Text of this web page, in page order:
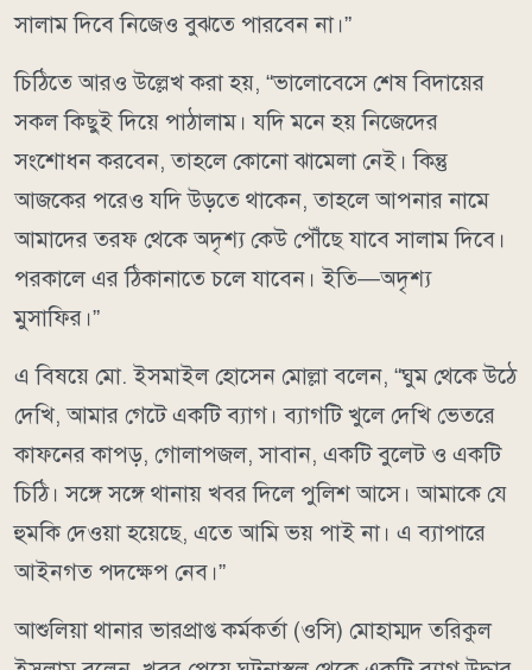
সালাম দিবে নিজেও বুঝতে পারবেন না।”
চিঠিতে আরও উল্লেখ করা হয়, “ভালোবেসে শেষ বিদায়ের
সকল কিছুই দিয়ে পাঠালাম। যদি মনে হয় নিজেদের
সংশোধন করবেন, তাহলে কোনো ঝামেলা নেই। কিন্তু
আজকের পরেও যদি উড়তে থাকেন, তাহলে আপনার নামে
আমাদের তরফ থেকে অদৃশ্য কেউ পৌঁছে যাবে সালাম দিবে।
পরকালে এর ঠিকানাতে চলে যাবেন। ইতি—অদৃশ্য
মুসাফির।”
এ বিষয়ে মো. ইসমাইল হোসেন মোল্লা বলেন, “ঘুম থেকে উঠে
দেখি, আমার গেটে একটি ব্যাগ। ব্যাগটি খুলে দেখি ভেতরে
কাফনের কাপড়, গোলাপজল, সাবান, একটি বুলেট ও একটি
চিঠি। সঙ্গে সঙ্গে থানায় খবর দিলে পুলিশ আসে। আমাকে যে
হুমকি দেওয়া হয়েছে, এতে আমি ভয় পাই না। এ ব্যাপারে
আইনগত পদক্ষেপ নেব।”
আশুলিয়া থানার ভারপ্রাপ্ত কর্মকর্তা (ওসি) মোহাম্মদ তরিকুল